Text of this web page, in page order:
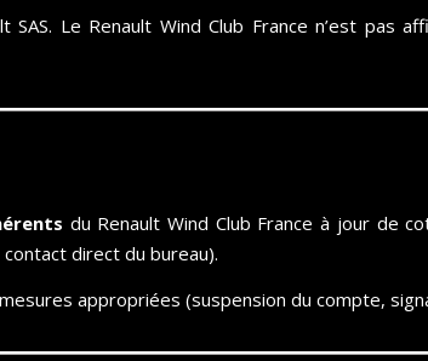
Le Renault Wind Club France n’est pas
du Renault Wind Club France à jour de
direct du bureau).
appropriées (suspension du compte,